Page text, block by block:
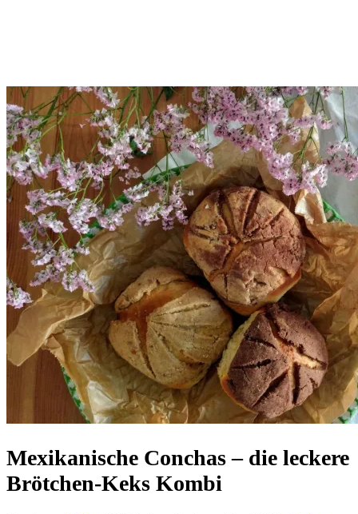
Mexikanische Conchas – die leckere
Brötchen-Keks Kombi